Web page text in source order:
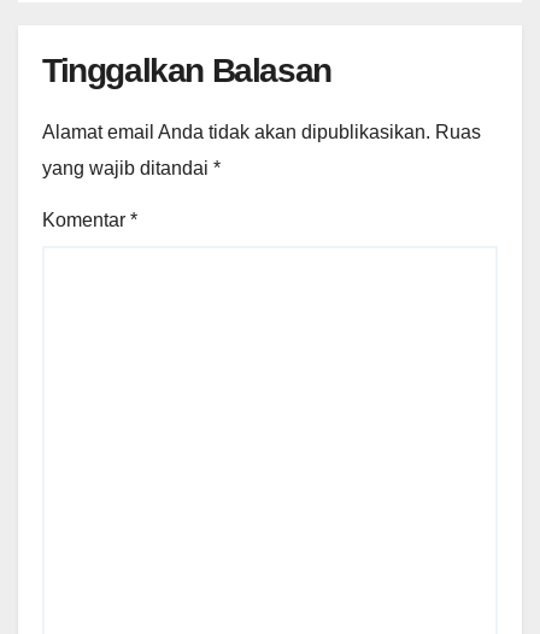
Tinggalkan Balasan
Alamat email Anda tidak akan dipublikasikan. Ruas
yang wajib ditandai *
Komentar *